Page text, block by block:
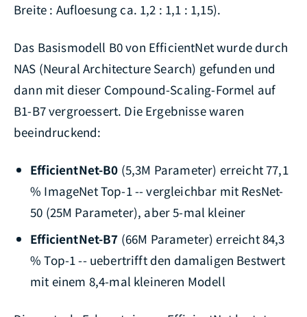
Breite : Aufloesung ca. 1,2 : 1,1 : 1,15).
Das Basismodell B0 von EfficientNet wurde durch
NAS (Neural Architecture Search) gefunden und
dann mit dieser Compound-Scaling-Formel auf
B1-B7 vergroessert. Die Ergebnisse waren
beeindruckend:
EfficientNet-B0 (5,3M Parameter) erreicht 77,1
% ImageNet Top-1 -- vergleichbar mit ResNet-
50 (25M Parameter), aber 5-mal kleiner
EfficientNet-B7 (66M Parameter) erreicht 84,3
% Top-1 -- uebertrifft den damaligen Bestwert
mit einem 8,4-mal kleineren Modell